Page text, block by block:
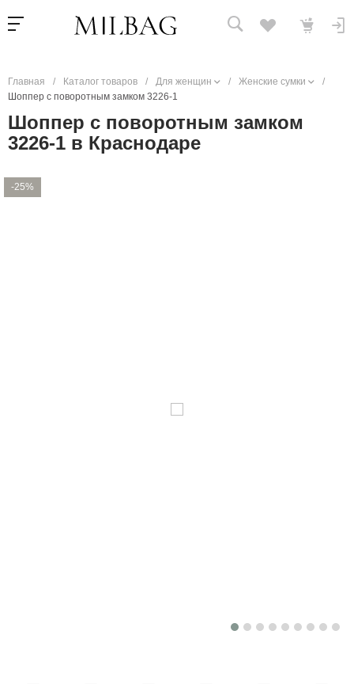
Главная / Каталог товаров / Для женщин / Женские сумки
/
Шоппер с поворотным замком 3226-1
Шоппер с поворотным замком
3226-1 в Краснодаре
-25%